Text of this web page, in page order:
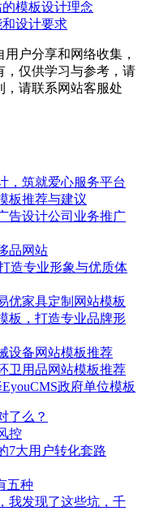
模板设计理念
和设计要求
户分享和网络收集，
，仅供学习与参考，请
，请联系网站客服处
，筑就爱心服务平台
板推荐与建议
告设计公司业务推广
品网站
造专业形象与优质体
优家具定制网站模板
板，打造专业品牌形
设备网站模板推荐
卫用品网站模板推荐
政府单位模板
了么？
控
7大用户转化套路
五种
我发现了这些坑，千